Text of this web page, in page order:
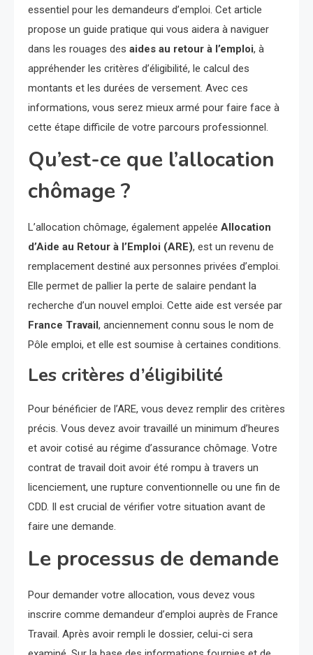
essentiel pour les demandeurs d’emploi. Cet article
propose un guide pratique qui vous aidera à naviguer
dans les rouages des aides au retour à l’emploi, à
appréhender les critères d’éligibilité, le calcul des
montants et les durées de versement. Avec ces
informations, vous serez mieux armé pour faire face à
cette étape difficile de votre parcours professionnel.
Qu’est-ce que l’allocation
chômage ?
L’allocation chômage, également appelée Allocation
d’Aide au Retour à l’Emploi (ARE), est un revenu de
remplacement destiné aux personnes privées d’emploi.
Elle permet de pallier la perte de salaire pendant la
recherche d’un nouvel emploi. Cette aide est versée par
France Travail, anciennement connu sous le nom de
Pôle emploi, et elle est soumise à certaines conditions.
Les critères d’éligibilité
Pour bénéficier de l’ARE, vous devez remplir des critères
précis. Vous devez avoir travaillé un minimum d’heures
et avoir cotisé au régime d’assurance chômage. Votre
contrat de travail doit avoir été rompu à travers un
licenciement, une rupture conventionnelle ou une fin de
CDD. Il est crucial de vérifier votre situation avant de
faire une demande.
Le processus de demande
Pour demander votre allocation, vous devez vous
inscrire comme demandeur d’emploi auprès de France
Travail. Après avoir rempli le dossier, celui-ci sera